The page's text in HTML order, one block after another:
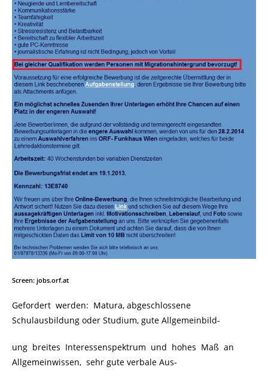
Screen: jobs.orf.at
Gefordert werden: Matura, abgeschlossene
Schulausbildung oder Studium, gute Allgemeinbild-
ung breites Interessenspektrum und hohes Maß an
Allgemeinwissen, sehr gute verbale Aus-